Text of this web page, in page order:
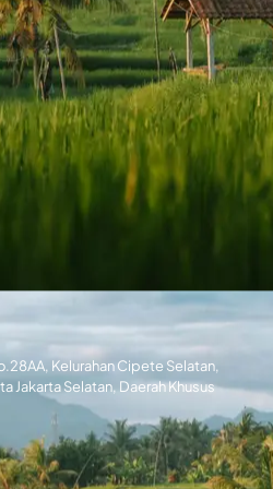
Kelurahan Cipete Selatan,
Jakarta Selatan, Daerah Khusus